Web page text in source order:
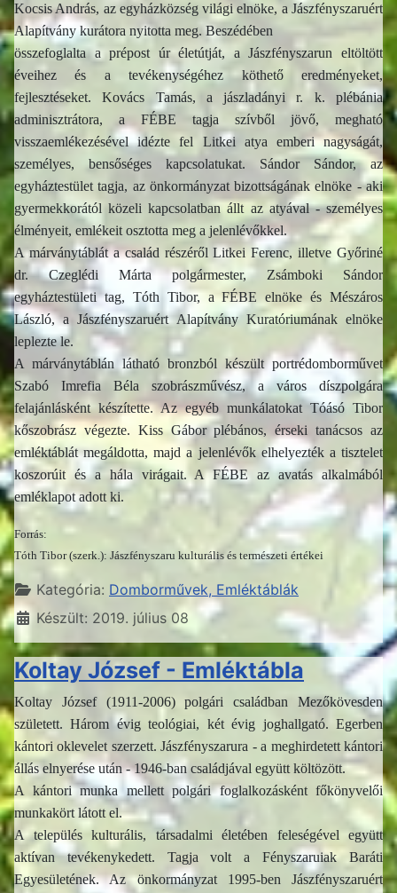
Kocsis András, az egyházközség világi elnöke, a Jászfényszaruért
Alapítvány kurátora nyitotta meg. Beszédében
összefoglalta a prépost úr életútját, a Jászfényszarun eltöltött
éveihez és a tevékenységéhez köthető eredményeket,
fejlesztéseket. Kovács Tamás, a jászladányi r. k. plébánia
adminisztrátora, a FÉBE tagja szívből jövő, megható
visszaemlékezésével idézte fel Litkei atya emberi nagyságát,
személyes, bensőséges kapcsolatukat. Sándor Sándor, az
egyháztestület tagja, az önkormányzat bizottságának elnöke - aki
gyermekkorától közeli kapcsolatban állt az atyával - személyes
élményeit, emlékeit osztotta meg a jelenlévőkkel.
A márványtáblát a család részéről Litkei Ferenc, illetve Győriné
dr. Czeglédi Márta polgármester, Zsámboki Sándor
egyháztestületi tag, Tóth Tibor, a FÉBE elnöke és Mészáros
László, a Jászfényszaruért Alapítvány Kuratóriumának elnöke
leplezte le.
A márványtáblán látható bronzból készült portrédomborművet
Szabó Imrefia Béla szobrászművész, a város díszpolgára
felajánlásként készítette. Az egyéb munkálatokat Tóásó Tibor
kőszobrász végezte. Kiss Gábor plébános, érseki tanácsos az
emléktáblát megáldotta, majd a jelenlévők elhelyezték a tisztelet
koszorúit és a hála virágait. A FÉBE az avatás alkalmából
emléklapot adott ki.
Forrás:
Tóth Tibor (szerk.): Jászfényszaru kulturális és természeti értékei
Részletek
Kategória: Domborművek, Emléktáblák
Készült: 2019. július 08
Koltay József - Emléktábla
Koltay József (1911-2006) polgári családban Mezőkövesden
született. Három évig teológiai, két évig joghallgató. Egerben
kántori oklevelet szerzett. Jászfényszarura - a meghirdetett kántori
állás elnyerése után - 1946-ban családjával együtt költözött.
A kántori munka mellett polgári foglalkozásként főkönyvelői
munkakört látott el.
A település kulturális, társadalmi életében feleségével együtt
aktívan tevékenykedett. Tagja volt a Fényszaruiak Baráti
Egyesületének. Az önkormányzat 1995-ben Jászfényszaruért